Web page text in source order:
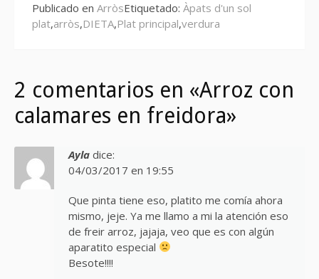
Publicado en ArròsEtiquetado: Àpats d'un sol
plat,arròs,DIETA,Plat principal,verdura
2 comentarios en «Arroz con
calamares en freidora»
Ayla dice:
04/03/2017 en 19:55
Que pinta tiene eso, platito me comía ahora
mismo, jeje. Ya me llamo a mi la atención eso
de freir arroz, jajaja, veo que es con algún
aparatito especial
Besote!!!!